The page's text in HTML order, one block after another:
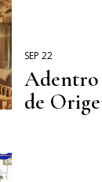
SEP 22
de